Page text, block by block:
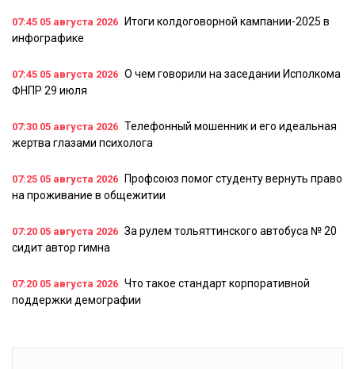
07:45 05 августа 2026
Итоги колдоговорной кампании-2025 в
инфографике
07:45 05 августа 2026 О чем говорили на заседании Исполкома
ФНПР 29 июля
07:30 05 августа 2026 Телефонный мошенник и его идеальная
жертва глазами психолога
07:25 05 августа 2026
Профсоюз помог студенту вернуть право
на проживание в общежитии
07:20 05 августа 2026 За рулем тольяттинского автобуса № 20
сидит автор гимна
07:20 05 августа 2026 Что такое стандарт корпоративной
поддержки демографии